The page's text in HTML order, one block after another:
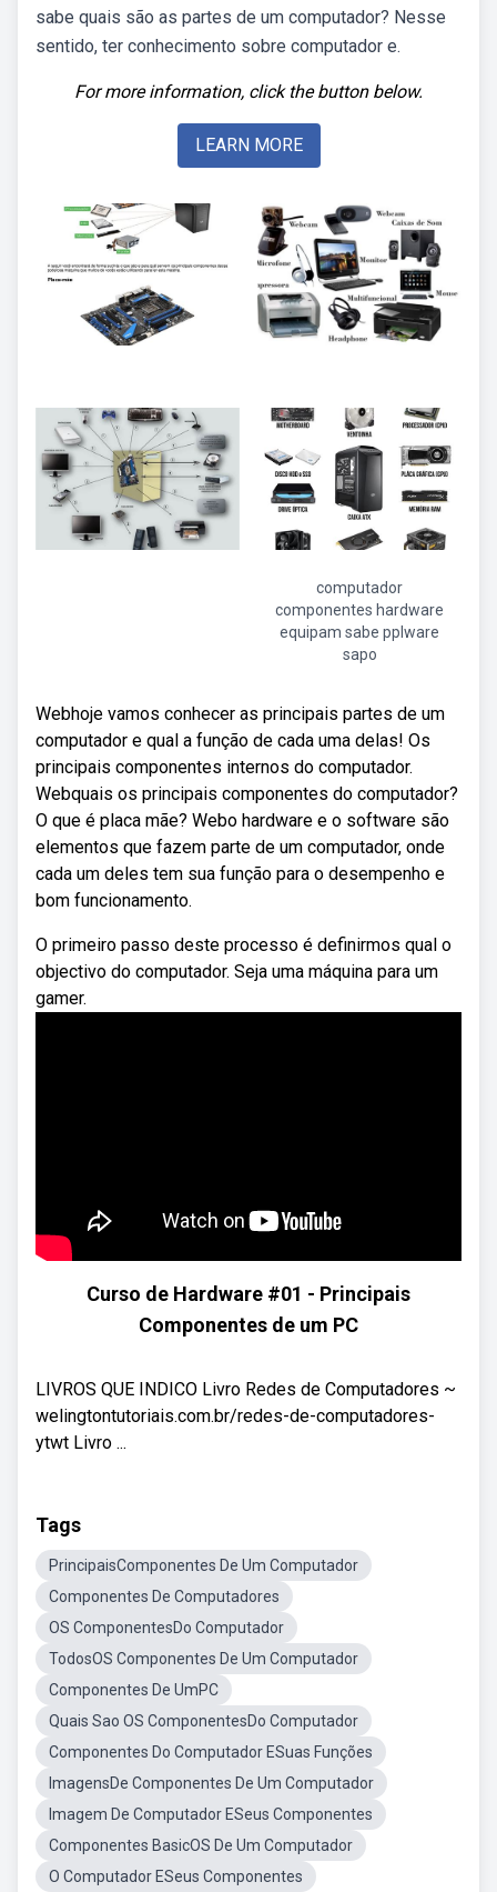
sabe quais são as partes de um computador? Nesse
sentido, ter conhecimento sobre computador e.
For more information, click the button below.
LEARN MORE
computador
componentes hardware
equipam sabe pplware
sapo
Webhoje vamos conhecer as principais partes de um
computador e qual a função de cada uma delas! Os
principais componentes internos do computador.
Webquais os principais componentes do computador?
O que é placa mãe? Webo hardware e o software são
elementos que fazem parte de um computador, onde
cada um deles tem sua função para o desempenho e
bom funcionamento.
O primeiro passo deste processo é definirmos qual o
objectivo do computador. Seja uma máquina para um
gamer.
Curso de Hardware #01 - Principais
Componentes de um PC
LIVROS QUE INDICO Livro Redes de Computadores ~
welingtontutoriais.com.br/redes-de-computadores-
ytwt Livro ...
Tags
PrincipaisComponentes De Um Computador
Componentes De Computadores
OS ComponentesDo Computador
TodosOS Componentes De Um Computador
Componentes De UmPC
Quais Sao OS ComponentesDo Computador
Componentes Do Computador ESuas Funções
ImagensDe Componentes De Um Computador
Imagem De Computador ESeus Componentes
Componentes BasicOS De Um Computador
O Computador ESeus Componentes